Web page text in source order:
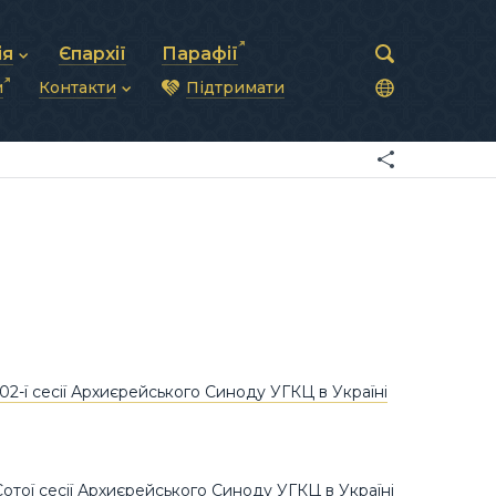
рада
та комунікації
Єпархії Парафії
Контакти
Синоди Єпископів
Підтримати
ї сесії Архиєрейського Синоду УГКЦ в Україні
сесії Архиєрейського Синоду УГКЦ в Україні